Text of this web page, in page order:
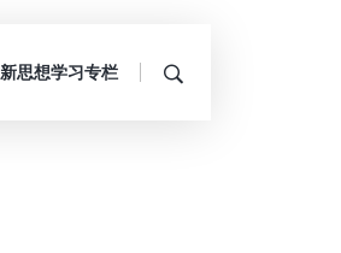
新思想学习专栏 